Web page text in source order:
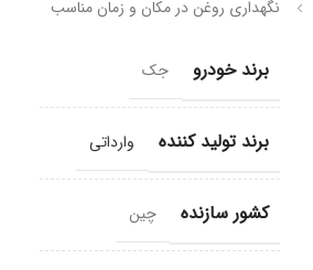
نگهداری روغن در مکان و زمان مناسب
برند خودرو جک
برند تولید کننده وارداتی
کشور سازنده چین